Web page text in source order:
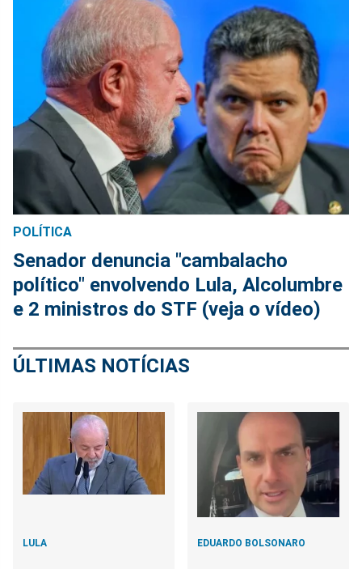
POLÍTICA
Senador denuncia "cambalacho
político" envolvendo Lula, Alcolumbre
e 2 ministros do STF (veja o vídeo)
ÚLTIMAS NOTÍCIAS
LULA EDUARDO BOLSONARO